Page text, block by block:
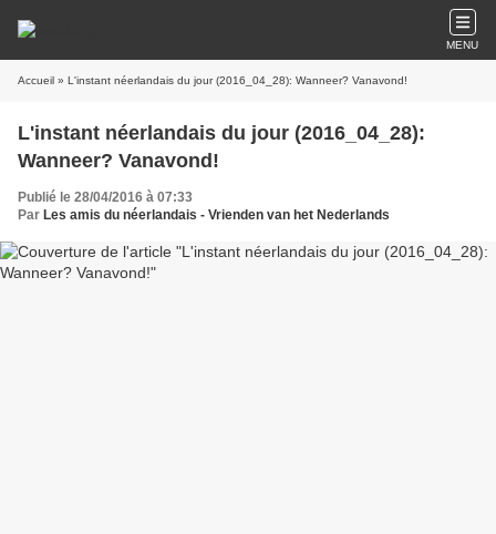
MENU
Accueil » L'instant néerlandais du jour (2016_04_28): Wanneer? Vanavond!
L'instant néerlandais du jour (2016_04_28):
Wanneer? Vanavond!
Publié le 28/04/2016 à 07:33
Par Les amis du néerlandais - Vrienden van het Nederlands